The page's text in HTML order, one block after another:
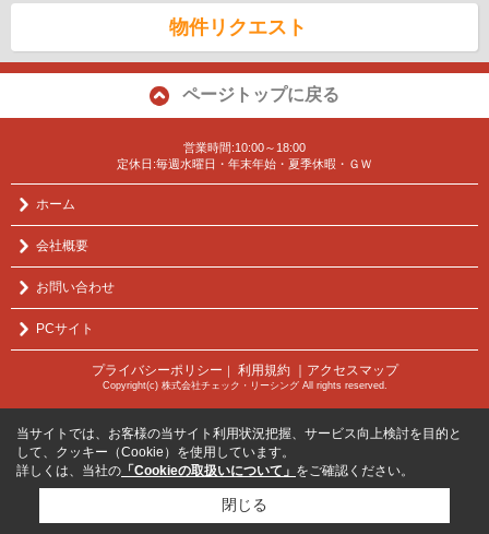
物件リクエスト
ページトップに戻る
営業時間:10:00～18:00
定休日:毎週水曜日・年末年始・夏季休暇・ＧＷ
ホーム
会社概要
お問い合わせ
PCサイト
プライバシーポリシー ｜ 利用規約 ｜アクセスマップ
Copyright(c) 株式会社チェック・リーシング All rights reserved.
当サイトでは、お客様の当サイト利用状況把握、サービス向上検討を目的と
して、クッキー（Cookie）を使用しています。
詳しくは、当社の 「Cookieの取扱いについて」 をご確認ください。
閉じる